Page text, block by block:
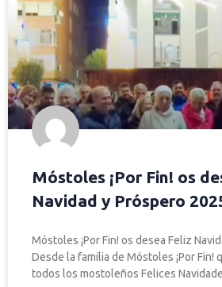
Móstoles ¡Por Fin! os
Navidad y Próspero
Móstoles ¡Por Fin! os desea Feliz
Desde la familia de Móstoles ¡Por Fin!
todos los mostoleños Felices